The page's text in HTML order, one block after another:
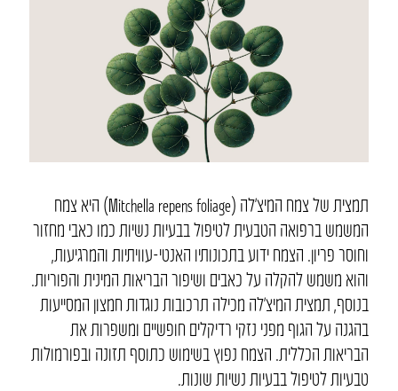
תמצית של צמח המיצ’לה (Mitchella repens foliage) היא צמח
המשמש ברפואה הטבעית לטיפול בבעיות נשיות כמו כאבי מחזור
וחוסר פריון. הצמח ידוע בתכונותיו האנטי-עוויתיות והמרגיעות,
והוא משמש להקלה על כאבים ושיפור הבריאות המינית והפוריות.
בנוסף, תמצית המיצ’לה מכילה תרכובות נוגדות חמצון המסייעות
בהגנה על הגוף מפני נזקי רדיקלים חופשיים ומשפרות את
הבריאות הכללית. הצמח נפוץ בשימוש כתוסף תזונה ובפורמולות
טבעיות לטיפול בבעיות נשיות שונות.